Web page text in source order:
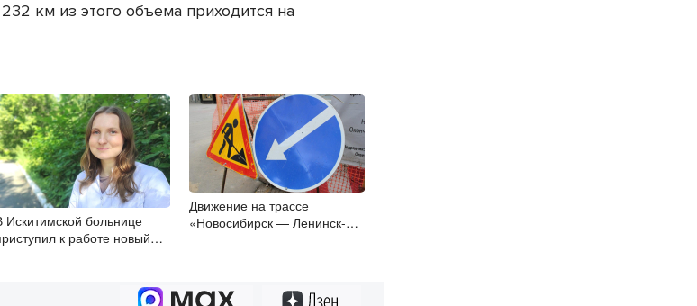
км из этого объема приходится на
Искитимской больнице
к работе новый
Движение на трассе
«Новосибирск — Ленинск-